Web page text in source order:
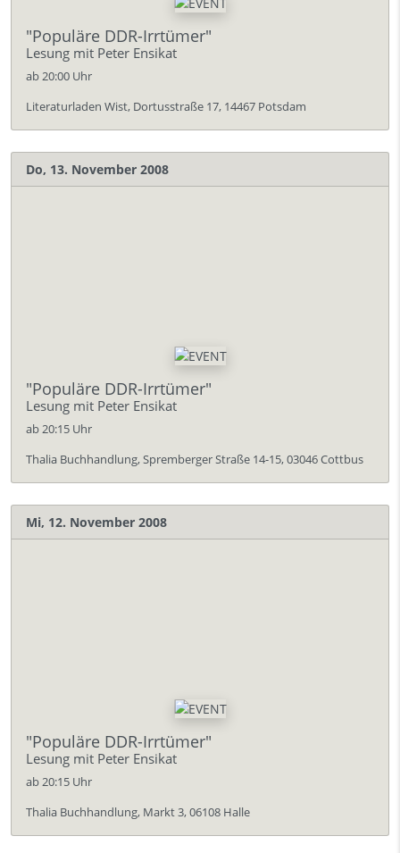
"Populäre DDR-Irrtümer"
Lesung mit Peter Ensikat
ab 20:00 Uhr
Literaturladen Wist, Dortusstraße 17, 14467 Potsdam
Do, 13. November 2008
"Populäre DDR-Irrtümer"
Lesung mit Peter Ensikat
ab 20:15 Uhr
Thalia Buchhandlung, Spremberger Straße 14-15, 03046 Cottbus
Mi, 12. November 2008
"Populäre DDR-Irrtümer"
Lesung mit Peter Ensikat
ab 20:15 Uhr
Thalia Buchhandlung, Markt 3, 06108 Halle